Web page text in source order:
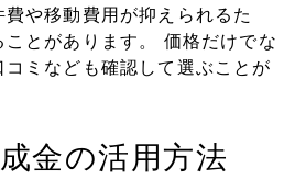
や移動費用が抑えられるた
とがあります。 価格だけでな
コミなども確認して選ぶことが
金の活用方法